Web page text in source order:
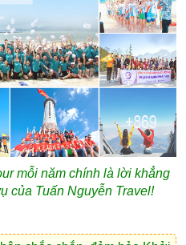
mỗi năm chính là lời khẳng
của Tuấn Nguyễn Travel!